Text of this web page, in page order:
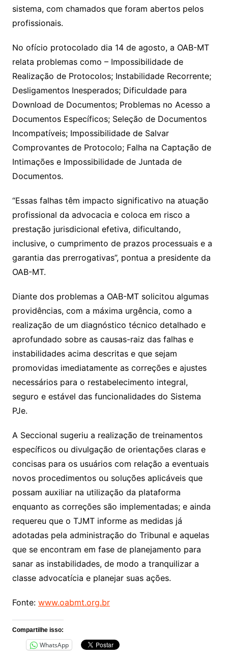
sistema, com chamados que foram abertos pelos
profissionais.
No ofício protocolado dia 14 de agosto, a OAB-MT
relata problemas como – Impossibilidade de
Realização de Protocolos; Instabilidade Recorrente;
Desligamentos Inesperados; Dificuldade para
Download de Documentos; Problemas no Acesso a
Documentos Específicos; Seleção de Documentos
Incompatíveis; Impossibilidade de Salvar
Comprovantes de Protocolo; Falha na Captação de
Intimações e Impossibilidade de Juntada de
Documentos.
“Essas falhas têm impacto significativo na atuação
profissional da advocacia e coloca em risco a
prestação jurisdicional efetiva, dificultando,
inclusive, o cumprimento de prazos processuais e a
garantia das prerrogativas”, pontua a presidente da
OAB-MT.
Diante dos problemas a OAB-MT solicitou algumas
providências, com a máxima urgência, como a
realização de um diagnóstico técnico detalhado e
aprofundado sobre as causas-raiz das falhas e
instabilidades acima descritas e que sejam
promovidas imediatamente as correções e ajustes
necessários para o restabelecimento integral,
seguro e estável das funcionalidades do Sistema
PJe.
A Seccional sugeriu a realização de treinamentos
específicos ou divulgação de orientações claras e
concisas para os usuários com relação a eventuais
novos procedimentos ou soluções aplicáveis que
possam auxiliar na utilização da plataforma
enquanto as correções são implementadas; e ainda
requereu que o TJMT informe as medidas já
adotadas pela administração do Tribunal e aquelas
que se encontram em fase de planejamento para
sanar as instabilidades, de modo a tranquilizar a
classe advocatícia e planejar suas ações.
Fonte: www.oabmt.org.br
Compartilhe isso:
WhatsApp